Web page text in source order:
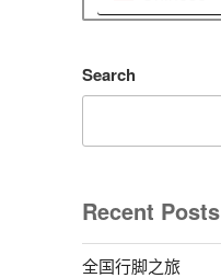
Search
Recent Posts
全国行脚之旅